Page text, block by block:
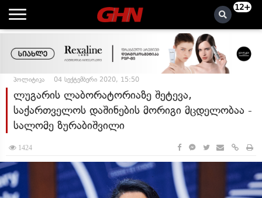
12+
პოლიტიკა 04 სექტემბერი 2020, 15:50
ლუგარის ლაბორატორიაზე შეტევა,
საქართველოს დაშინების მორიგი მცდელობაა -
სალომე ზურაბიშვილი
1424